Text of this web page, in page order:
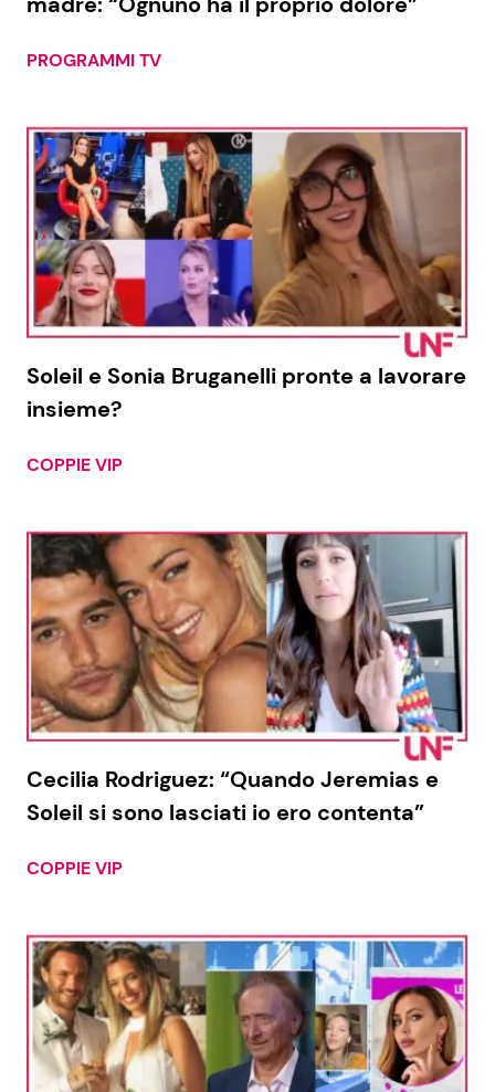
Seguici
Info
Chi siamo
Disclaimer e Privacy
Redazione
Pubblicità
PROGRAMMI TV
Soleil e Sonia Bruganelli pronte a lavorare
insieme?
COPPIE VIP
Cecilia Rodriguez: “Quando Jeremias e
Soleil si sono lasciati io ero contenta”
COPPIE VIP